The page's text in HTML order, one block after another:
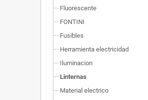
Fluorescente
FONTINI
Fusibles
Herramienta electricidad
Iluminacion
Linternas
Material electrico